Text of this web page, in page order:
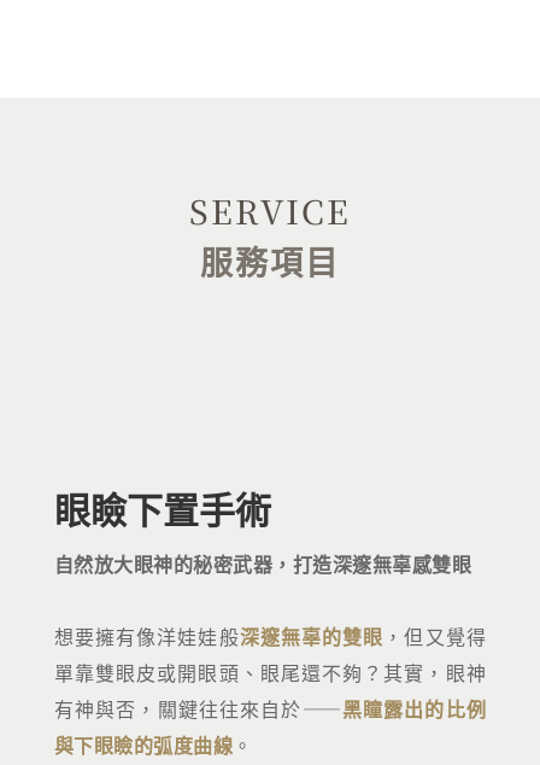
SERVICE
服務項目
眼瞼下置手術
自然放大眼神的秘密武器，打造深邃無辜感雙眼
想要擁有像洋娃娃般深邃無辜的雙眼 ，但又覺得
單靠雙眼皮或開眼頭、眼尾還不夠？其實，眼神
有神與否，關鍵往往來自於——黑瞳露出的比例
與下眼瞼的弧度曲線 。